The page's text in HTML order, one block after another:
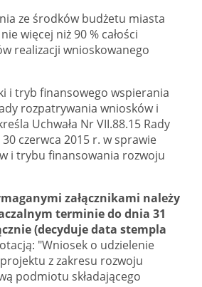
ze środków budżetu miasta
więcej niż 90 % całości
realizacji wnioskowanego
i tryb finansowego wspierania
rozpatrywania wniosków i
Uchwała Nr VII.88.15 Rady
30 czerwca 2015 r. w sprawie
i trybu finansowania rozwoju
załącznikami należy
terminie do dnia 31
(decyduje data stempla
"Wniosek o udzielenie
z zakresu rozwoju
podmiotu składającego